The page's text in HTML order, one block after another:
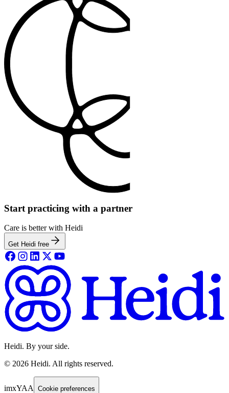
Start practicing with a partner
Care is better with Heidi
Get Heidi free
Heidi. By your side.
© 2026 Heidi. All rights reserved.
imxYAA Cookie preferences